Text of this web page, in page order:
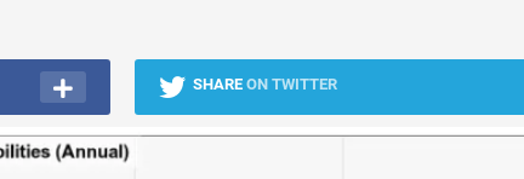
SHARE ON TWITTER